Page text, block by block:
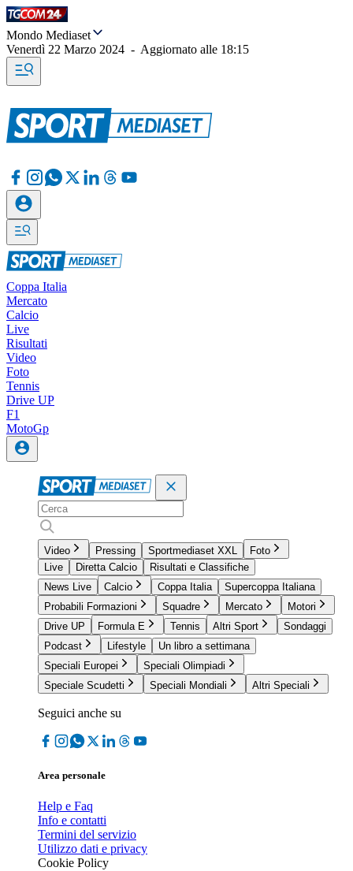
Mondo Mediaset
Venerdì 22 Marzo 2024 - Aggiornato alle 18:15
Coppa Italia
Mercato
Calcio
Live
Risultati
Video
Foto
Tennis
Drive UP
F1
MotoGp
Video Pressing Sportmediaset XXL
Foto
Live
Diretta Calcio
Risultati e Classifiche
News Live
Calcio Coppa Italia
Supercoppa Italiana
Probabili Formazioni
Squadre Mercato
Motori
Drive UP
Formula E Tennis Altri Sport
Sondaggi
Podcast
Lifestyle
Un libro a settimana
Speciali Europei
Speciali Olimpiadi
Speciale Scudetti
Speciali Mondiali Altri Speciali
Seguici anche su
Area personale
Help e Faq
Info e contatti
Termini del servizio
Utilizzo dati e privacy
Cookie Policy